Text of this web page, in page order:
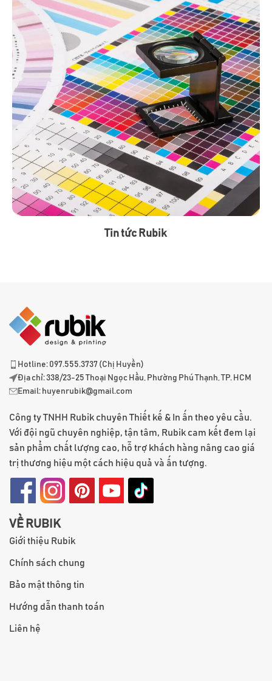
Tin tức Rubik
Hotline: 097.555.3737 (Chị Huyền)
Địa chỉ: 338/23-25 Thoại Ngọc Hầu, Phường Phú Thạnh, TP. HCM
Email: huyenrubik@gmail.com
Công ty TNHH Rubik chuyên Thiết kế & In ấn theo yêu cầu.
Với đội ngũ chuyên nghiệp, tận tâm, Rubik cam kết đem lại
sản phẩm chất lượng cao, hỗ trợ khách hàng nâng cao giá
trị thương hiệu một cách hiệu quả và ấn tượng.
VỀ RUBIK
Giới thiệu Rubik
Chính sách chung
Bảo mật thông tin
Hướng dẫn thanh toán
Liên hệ